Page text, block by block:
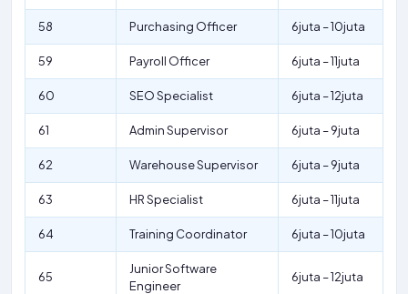
58 Purchasing Officer 6juta – 10juta
59 Payroll Officer 6juta – 11juta
60 SEO Specialist 6juta – 12juta
61 Admin Supervisor 6juta – 9juta
62 Warehouse Supervisor 6juta – 9juta
63 HR Specialist 6juta – 11juta
64 Training Coordinator 6juta – 10juta
65
Junior Software
Engineer
6juta – 12juta